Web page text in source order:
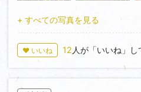
ました。
写真1～4：緒方三郎惟栄館
豊後大野市でお馴染みの岡
に有ります。遺構は有りま
な資料に必ずと言って良い
+ すべての写真を見る
♥ いいね 12 人が「いいね」し